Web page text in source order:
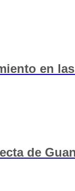
en
de